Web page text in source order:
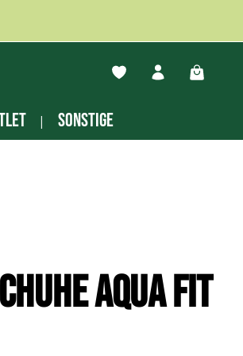
Du hast 0 Produkte
Sonstige
Aqua Fit